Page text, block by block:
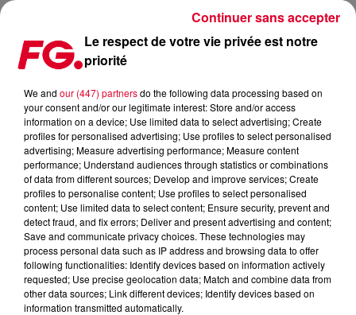
MERCER LÂCHE SON « BOSS »
Publié : 8 décembre 2018 à 9h25 par La rédaction
Le respect de votre vie privée est notre
priorité
We and our (447) partnersdo the following data processing based on
your consent and/or our legitimate interest: Store and/or access
information on a device; Use limited data to select advertising; Create
profiles for personalised advertising; Use profiles to select personalised
advertising; Measure advertising performance; Measure content
performance; Understand audiences through statistics or combinations
of data from different sources; Develop and improve services; Create
profiles to personalise content; Use profiles to select personalised
content; Use limited data to select content; Ensure security, prevent and
detect fraud, and fix errors; Deliver and present advertising and content;
Save and communicate privacy choices. These technologies may
process personal data such as IP address and browsing data to offer
following functionalities: Identify devices based on information actively
requested; Use precise geolocation data; Match and combine data from
other data sources; Link different devices; Identify devices based on
information transmitted automatically.
Continuer sans accepter